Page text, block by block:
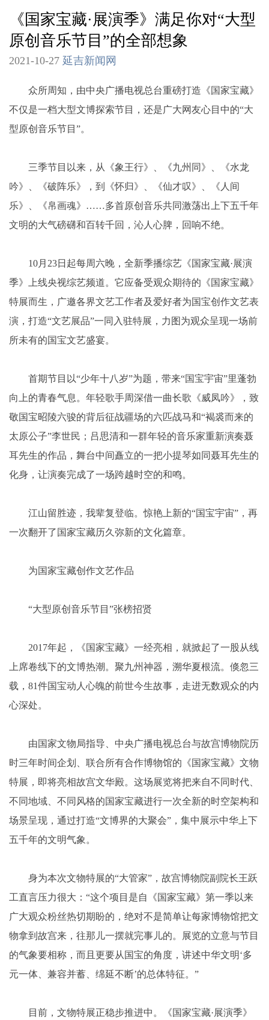
《国家宝藏·展演季》满足你对“大型
原创音乐节目”的全部想象
2021-10-27 延吉新闻网
众所周知，由中央广播电视总台重磅打造《国家宝藏》
不仅是一档大型文博探索节目，还是广大网友心目中的“大
型原创音乐节目”。
三季节目以来，从《象王行》、《九州同》、《水龙
吟》、《破阵乐》，到《怀归》、《仙才叹》、《人间
乐》、《帛画魂》……多首原创音乐共同激荡出上下五千年
文明的大气磅礴和百转千回，沁人心脾，回响不绝。
10月23日起每周六晚，全新季播综艺《国家宝藏·展演
季》上线央视综艺频道。它应备受观众期待的《国家宝藏》
特展而生，广邀各界文艺工作者及爱好者为国宝创作文艺表
演，打造“文艺展品”一同入驻特展，力图为观众呈现一场前
所未有的国宝文艺盛宴。
首期节目以“少年十八岁”为题，带来“国宝宇宙”里蓬勃
向上的青春气息。年轻歌手周深借一曲长歌《威凤吟》，致
敬国宝昭陵六骏的背后征战疆场的六匹战马和“褐裘而来的
太原公子”李世民；吕思清和一群年轻的音乐家重新演奏聂
耳先生的作品，舞台中间矗立的一把小提琴如同聂耳先生的
化身，让演奏完成了一场跨越时空的和鸣。
江山留胜迹，我辈复登临。惊艳上新的“国宝宇宙”，再
一次翻开了国家宝藏历久弥新的文化篇章。
为国家宝藏创作文艺作品
“大型原创音乐节目”张榜招贤
2017年起，《国家宝藏》一经亮相，就掀起了一股从线
上席卷线下的文博热潮。聚九州神器，溯华夏根流。倏忽三
载，81件国宝动人心魄的前世今生故事，走进无数观众的内
心深处。
由国家文物局指导、中央广播电视总台与故宫博物院历
时三年时间企划、联合所有合作博物馆的《国家宝藏》文物
特展，即将亮相故宫文华殿。这场展览将把来自不同时代、
不同地域、不同风格的国家宝藏进行一次全新的时空架构和
场景呈现，通过打造“文博界的大聚会”，集中展示中华上下
五千年的文明气象。
身为本次文物特展的“大管家”，故宫博物院副院长王跃
工直言压力很大：“这个项目是自《国家宝藏》第一季以来
广大观众粉丝热切期盼的，绝对不是简单让每家博物馆把文
物拿到故宫来，往那儿一摆就完事儿的。展览的立意与节目
的气象要相称，而且更要从国宝的角度，讲述中华文明‘多
元一体、兼容并蓄、绵延不断’的总体特征。”
目前，文物特展正稳步推进中。《国家宝藏·展演季》